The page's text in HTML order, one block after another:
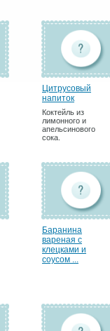
Цитрусовый
напиток
Коктейль из
лимонного и
апельсинового
сока.
Баранина
вареная с
клецками и
соусом ...